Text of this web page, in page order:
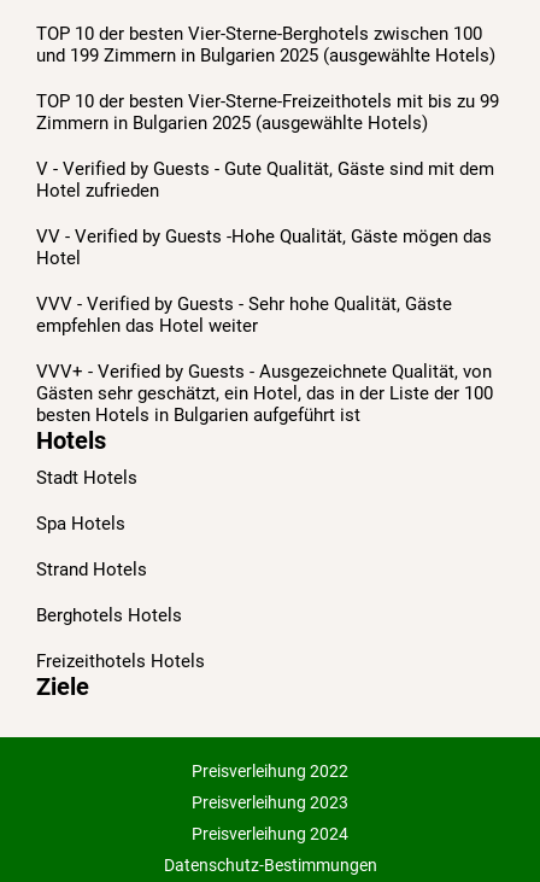
TOP 10 der besten Vier-Sterne-Berghotels zwischen 100
und 199 Zimmern in Bulgarien 2025 (ausgewählte Hotels)
TOP 10 der besten Vier-Sterne-Freizeithotels mit bis zu 99
Zimmern in Bulgarien 2025 (ausgewählte Hotels)
V - Verified by Guests - Gute Qualität, Gäste sind mit dem
Hotel zufrieden
VV - Verified by Guests -Hohe Qualität, Gäste mögen das
Hotel
VVV - Verified by Guests - Sehr hohe Qualität, Gäste
empfehlen das Hotel weiter
VVV+ - Verified by Guests - Ausgezeichnete Qualität, von
Gästen sehr geschätzt, ein Hotel, das in der Liste der 100
besten Hotels in Bulgarien aufgeführt ist
Hotels
Stadt Hotels
Spa Hotels
Strand Hotels
Berghotels Hotels
Freizeithotels Hotels
Ziele
Preisverleihung 2022
Preisverleihung 2023
Preisverleihung 2024
Datenschutz-Bestimmungen